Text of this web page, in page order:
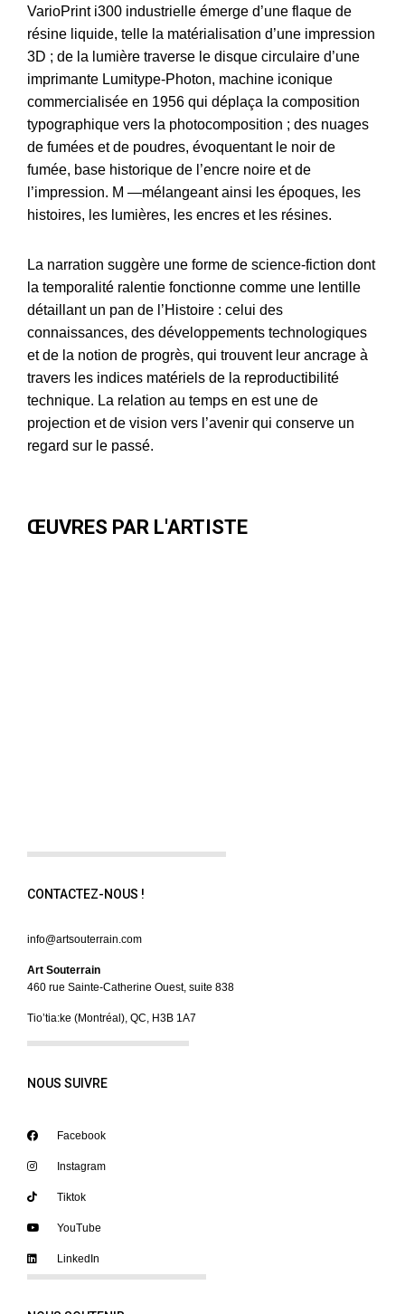
VarioPrint i300 industrielle émerge d’une flaque de
résine liquide, telle la matérialisation d’une impression
3D ; de la lumière traverse le disque circulaire d’une
imprimante Lumitype-Photon, machine iconique
commercialisée en 1956 qui déplaça la composition
typographique vers la photocomposition ; des nuages
de fumées et de poudres, évoquentant le noir de
fumée, base historique de l’encre noire et de
l’impression. M —mélangeant ainsi les époques, les
histoires, les lumières, les encres et les résines.
La narration suggère une forme de science-fiction dont
la temporalité ralentie fonctionne comme une lentille
détaillant un pan de l’Histoire : celui des
connaissances, des développements technologiques
et de la notion de progrès, qui trouvent leur ancrage à
travers les indices matériels de la reproductibilité
technique. La relation au temps en est une de
projection et de vision vers l’avenir qui conserve un
regard sur le passé.
ŒUVRES PAR L'ARTISTE
CONTACTEZ-NOUS !
info@artsouterrain.com
Art Souterrain
460 rue Sainte-Catherine Ouest, suite 838
Tio’tia:ke (Montréal), QC, H3B 1A7
NOUS SUIVRE
Facebook
Instagram
Tiktok
YouTube
LinkedIn